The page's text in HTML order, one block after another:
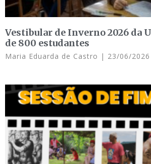
Vestibular de Inverno 2026 da
de 800 estudantes
Maria Eduarda de Castro 23/06/2026